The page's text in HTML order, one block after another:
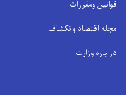
قوانین ومقررات
مجله اقتصاد وانکشاف
در باره وزارت